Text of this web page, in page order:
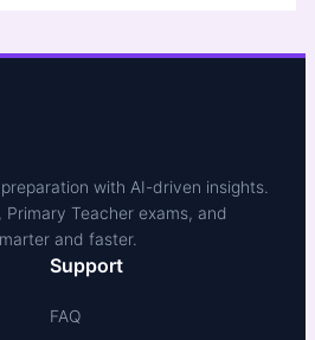
with AI-driven insights.
Primary Teacher exams, and
and faster.
Support
FAQ